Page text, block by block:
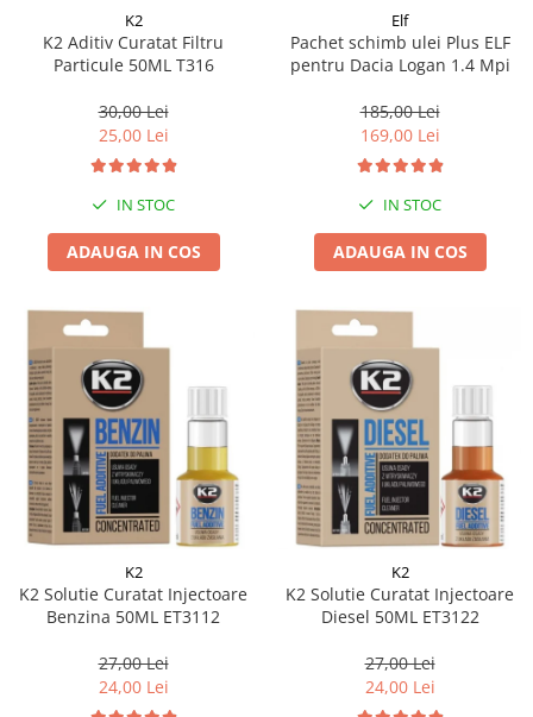
K2
K2 Aditiv Curatat Filtru
Particule 50ML T316
30,00 Lei
25,00 Lei
IN STOC
ADAUGA IN COS
Elf
Pachet schimb ulei Plus ELF
pentru Dacia Logan 1.4 Mpi
185,00 Lei
169,00 Lei
IN STOC
ADAUGA IN COS
K2
K2 Solutie Curatat Injectoare
Benzina 50ML ET3112
27,00 Lei
24,00 Lei
K2
K2 Solutie Curatat Injectoare
Diesel 50ML ET3122
27,00 Lei
24,00 Lei